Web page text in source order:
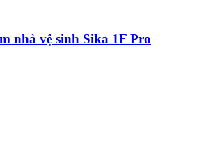
nhà vệ sinh Sika 1F Pro